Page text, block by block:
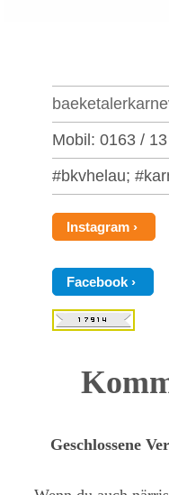
Mobil: 0163 /
#bkvhelau;
Instagram
Facebook
Geschlossene